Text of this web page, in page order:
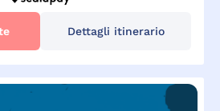
Dettagli itinerario